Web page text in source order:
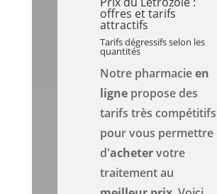
offres et tarifs
attractifs
Tarifs dégressifs selon les
quantités
Notre pharmacieen
ligne propose des
tarifs très compétitifs
pour vous permettre
d'achetervotre
traitement au